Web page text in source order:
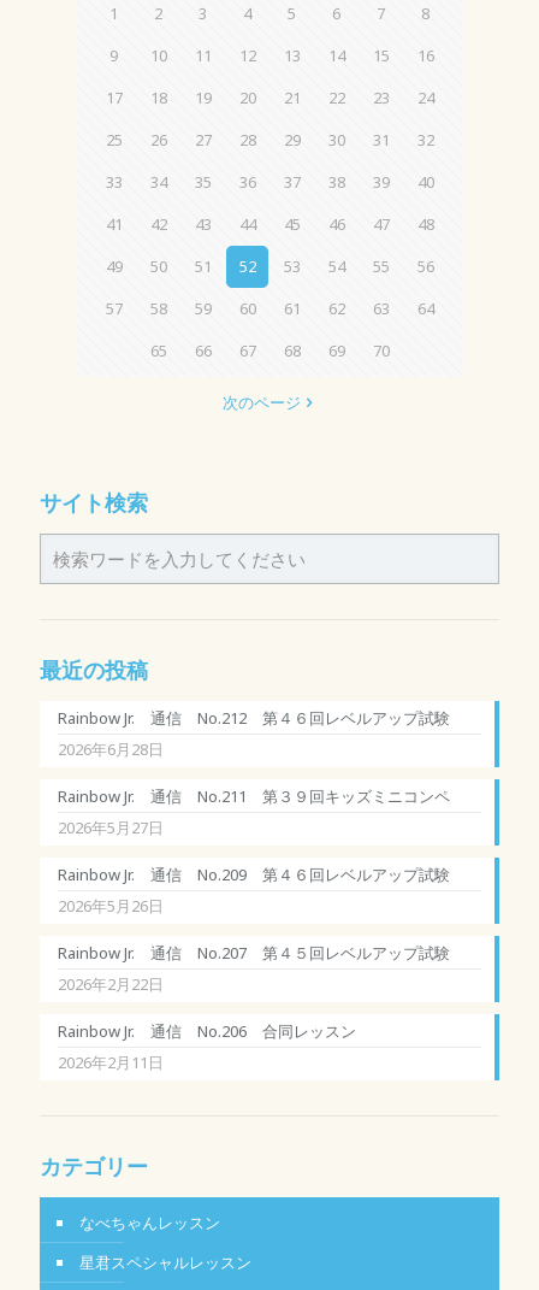
1 2 3 4 5 6 7
8
9
10 11 12 13 14 15
16
17
18 19 20 21 22 23
24
25
26 27 28 29 30 31
32
33
34 35 36 37 38 39
40
41
42 43 44 45 46 47
48
49
50 51 52 53 54 55
56
57
58 59 60 61 62 63
64
65
66 67 68 69 70
次のページ
サイト検索
最近の投稿
Rainbow Jr. 通信 No.212 第４６回レベルアップ試験
2026年6月28日
Rainbow Jr. 通信 No.211 第３９回キッズミニコンペ
2026年5月27日
Rainbow Jr. 通信 No.209 第４６回レベルアップ試験
2026年5月26日
Rainbow Jr. 通信 No.207 第４５回レベルアップ試験
2026年2月22日
Rainbow Jr. 通信 No.206 合同レッスン
2026年2月11日
カテゴリー
なべちゃんレッスン
星君スペシャルレッスン